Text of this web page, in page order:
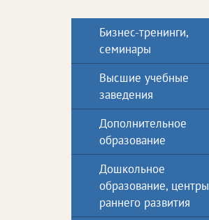
Бизнес-тренинги,
семинары
Высшие учебные
заведения
Дополнительное
образование
Дошкольное
образование, центры
раннего развития